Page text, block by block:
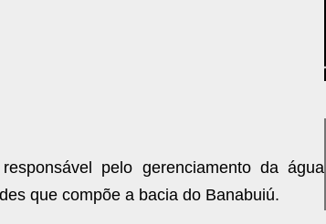
pelo gerenciamento da água
que compõe a bacia do Banabuiú.